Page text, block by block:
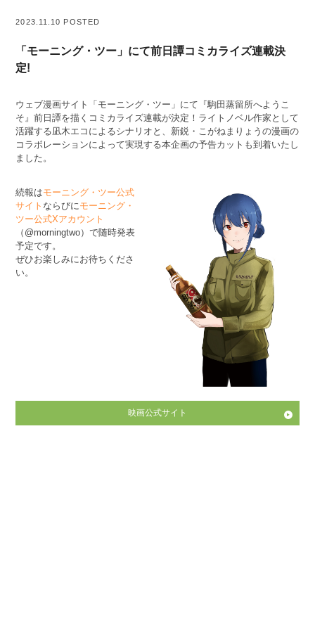
2023.11.10 POSTED
「モーニング・ツー」にて前日譚コミカライズ連載決
定!
ウェブ漫画サイト「モーニング・ツー」にて『駒田蒸留所へようこ
そ』前日譚を描くコミカライズ連載が決定！ライトノベル作家として
活躍する凪木エコによるシナリオと、新鋭・こがねまりょうの漫画の
コラボレーションによって実現する本企画の予告カットも到着いたし
ました。
続報はモーニング・ツー公式
サイト ならびにモーニング・
ツー公式Xアカウント
（@morningtwo）で随時発表
予定です。
ぜひお楽しみにお待ちくださ
い。
映画公式サイト